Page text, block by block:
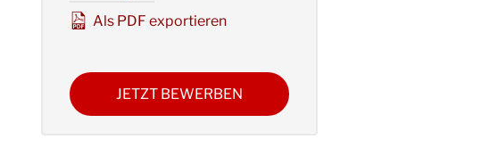
Als PDF exportieren
JETZT BEWERBEN